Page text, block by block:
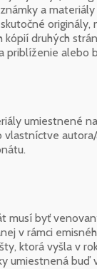
a
originály,
kópií druhých
priblíženie alebo
umiestnené
vlastníctve
musí byť
v rámci
ktorá vyšla v
umiestnená buď